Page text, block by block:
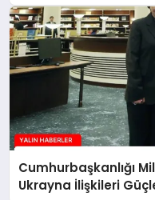
Cumhurbaşkanlığı
Ukrayna İlişkileri